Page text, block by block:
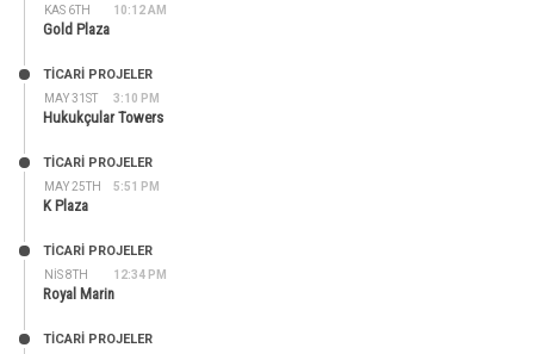
KAS 6TH 10:12 AM
Gold Plaza
MAY 31ST 3:10 PM
TİCARİ PROJELER
Hukukçular Towers
MAY 25TH 5:51 PM
TİCARİ PROJELER
K Plaza
NIS 8TH 12:34 PM
TİCARİ PROJELER
Royal Marin
TİCARİ PROJELER